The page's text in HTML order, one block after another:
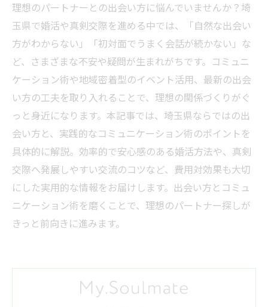
理想のパートナーとの出会い方に悩んでいませんか？埼
玉県で婚活や真剣交際を進める中では、「自然な出会い
方がわからない」「初対面でうまく会話が続かない」な
ど、さまざまな不安や疑問が生まれがちです。コミュニ
ケーション術や地域密着型のイベント活用、最新の出会
い方の工夫を取り入れることで、理想の関係づくりがぐ
っと身近になります。本記事では、埼玉県ならではの出
会い方と、実践的なコミュニケーション術のポイントを
具体的に解説。効率的で安心感のある婚活方法や、真剣
交際へ発展しやすい交流のコツなど、費用対効果も大切
にした実用的な情報をお届けします。出会い方とコミュ
ニケーション術を磨くことで、理想のパートナー探しが
きっと前向きに進みます。